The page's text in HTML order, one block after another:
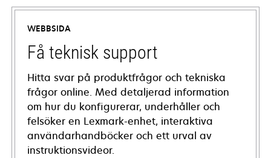
WEBBSIDA
Få teknisk support
Hitta svar på produktfrågor och tekniska
frågor online. Med detaljerad information
om hur du konfigurerar, underhåller och
felsöker en Lexmark-enhet, interaktiva
användarhandböcker och ett urval av
instruktionsvideor.